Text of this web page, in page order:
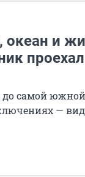
океан и
до самой
—